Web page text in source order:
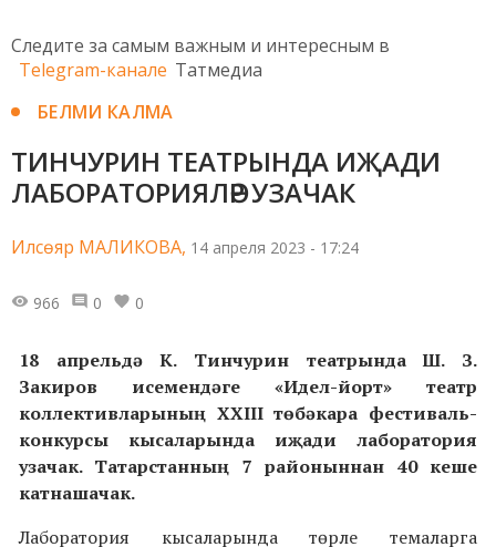
Следите за самым важным и интересным в
Telegram-канале Татмедиа
БЕЛМИ КАЛМА
ТИНЧУРИН ТЕАТРЫНДА ИҖАДИ
ЛАБОРАТОРИЯЛӘР УЗАЧАК
Илсөяр МАЛИКОВА, 14 апреля 2023 - 17:24
966 0 0
18 апрельдә К. Тинчурин театрында Ш. З.
Закиров исемендәге «Идел-йорт» театр
коллективларының XXIII төбәкара фестиваль-
конкурсы кысаларында иҗади лаборатория
узачак. Татарстанның 7 районыннан 40 кеше
катнашачак.
Лаборатория кысаларында төрле темаларга